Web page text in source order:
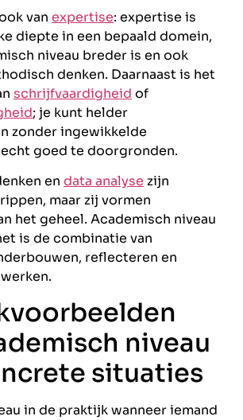
van expertise: expertise is
diepte in een bepaald domein,
niveau breder is en ook
denken. Daarnaast is het
schrijfvaardigheid of
; je kunt helder
zonder ingewikkelde
goed te doorgronden.
en data analyse zijn
maar zij vormen
het geheel. Academisch niveau
is de combinatie van
reflecteren en
niveau
situaties
in de praktijk wanneer iemand